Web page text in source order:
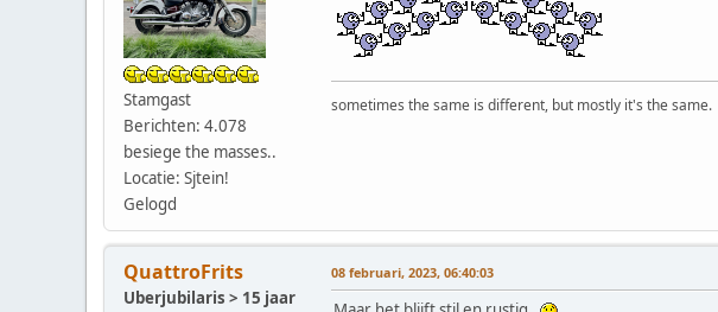
Stamgast
Berichten: 4.078
besiege the masses..
Locatie: Sjtein!
Gelogd
sometimes the same is different, but mostly it's the same.
QuattroFrits
Uberjubilaris > 15 jaar
08 februari, 2023, 06:40:03